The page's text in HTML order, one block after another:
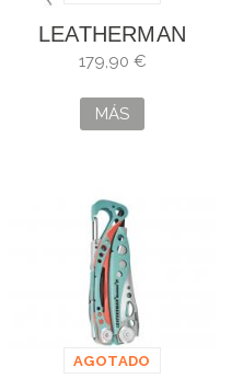
LEATHERMAN
CHARGE+ PLUS
179,90 €
MÁS
AGOTADO